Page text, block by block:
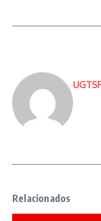
Relacionados